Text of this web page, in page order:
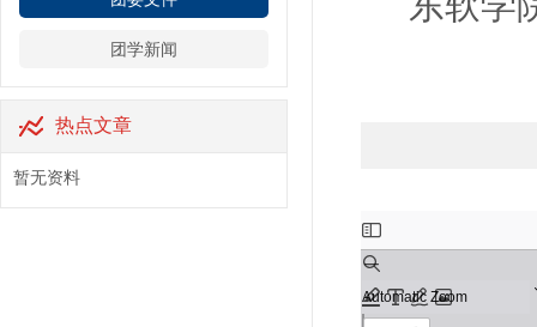
团学新闻
热点文章
暂无资料